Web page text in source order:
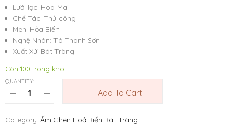
Lưới lọc: Hoa Mai
Chế Tác: Thủ công
Men: Hỏa Biến
Nghệ Nhân: Tô Thanh Sơn
Xuất Xứ: Bát Tràng
Còn 100 trong kho
QUANTITY:
Add To Cart
Category: Ấm Chén Hoả Biến Bát Tràng